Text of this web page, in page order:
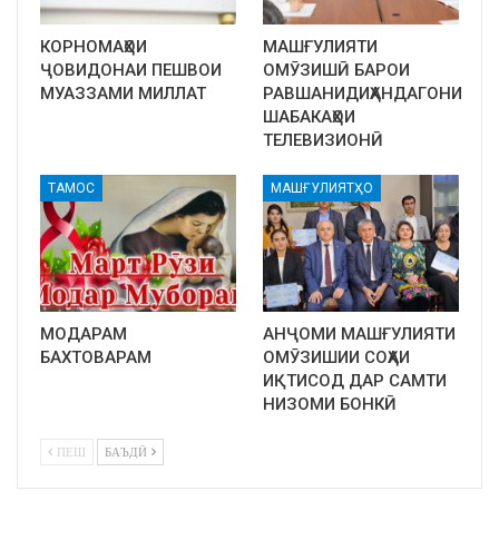
КОРНОМАҲОИ
ҶОВИДОНАИ ПЕШВОИ
МУАЗЗАМИ МИЛЛАТ
МАШҒУЛИЯТИ
ОМӮЗИШӢ БАРОИ
РАВШАНИДИҲАНДАГОНИ
ШАБАКАҲОИ
ТЕЛЕВИЗИОНӢ
ТАМОС
МОДАРАМ
БАХТОВАРАМ
МАШҒУЛИЯТҲО
АНҶОМИ МАШҒУЛИЯТИ
ОМӮЗИШИИ СОҲАИ
ИҚТИСОД ДАР САМТИ
НИЗОМИ БОНКӢ
ПЕШ БАЪДӢ